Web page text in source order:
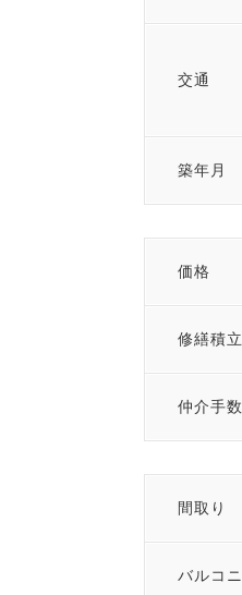
交通
築年月
価格
修繕積
仲介手
間取り
バルコ